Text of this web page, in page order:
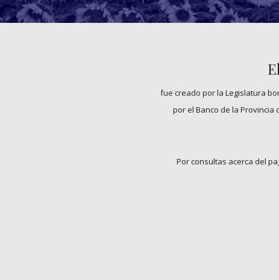
fue creado por la Legislatura
por el Banco de la Provincia
Por consultas acerca del